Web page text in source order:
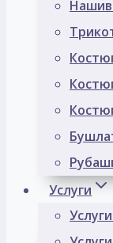
Услуги